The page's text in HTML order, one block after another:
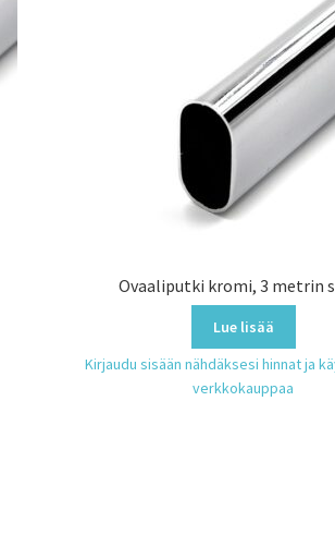
Ovaaliputki kromi, 3 metrin
Lue lisää
Kirjaudu sisään nähdäksesi hinnat ja
verkkokauppaa